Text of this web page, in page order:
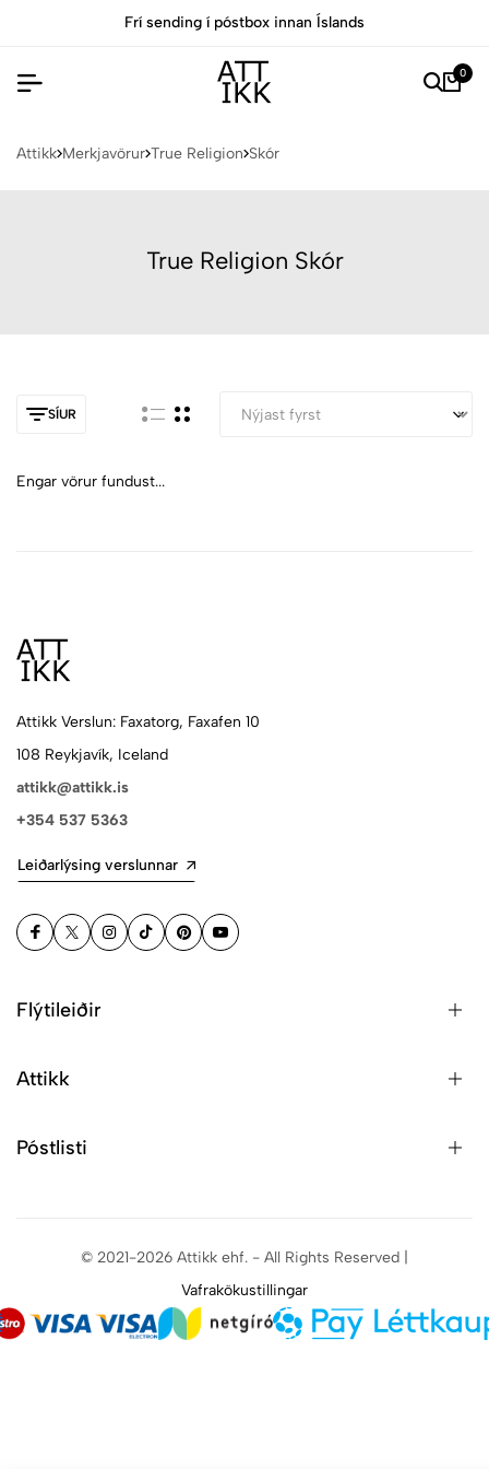
Frí sending í póstbox innan Íslands
0
Attikk Merkjavörur True Religion Skór
True Religion Skór
SÍUR
Engar vörur fundust...
Attikk Verslun: Faxatorg, Faxafen 10
108 Reykjavík, Iceland
attikk@attikk.is
+354 537 5363
Leiðarlýsing verslunnar
Flýtileiðir
Attikk
Póstlisti
© 2021-2026 Attikk ehf. - All Rights Reserved |
Vafrakökustillingar